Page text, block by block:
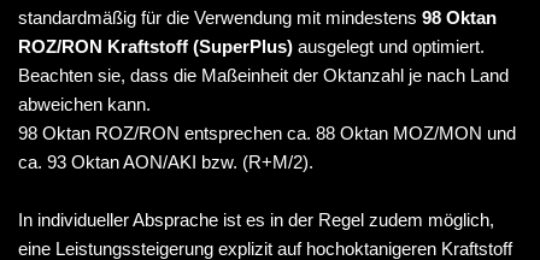
standardmäßig für die Verwendung mit mindestens 98 Oktan
ROZ/RON Kraftstoff (SuperPlus) ausgelegt und optimiert.
Beachten sie, dass die Maßeinheit der Oktanzahl je nach Land
abweichen kann.
98 Oktan ROZ/RON entsprechen ca. 88 Oktan MOZ/MON und
ca. 93 Oktan AON/AKI bzw. (R+M/2).
In individueller Absprache ist es in der Regel zudem möglich,
eine Leistungssteigerung explizit auf hochoktanigeren Kraftstoff